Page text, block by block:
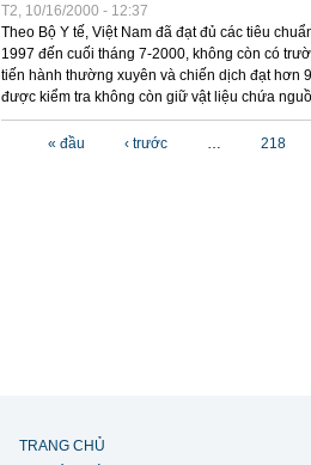
T2, 10/16/2000 - 12:37
Theo Bộ Y tế, Việt Nam đã đạt đủ các tiêu
1997 đến cuối tháng 7-2000, không còn có
tiến hành thường xuyên và chiến dịch đạt hơn
được kiểm tra không còn giữ vật liệu chứa
« đầu ‹ trước … 218
TRANG CHỦ